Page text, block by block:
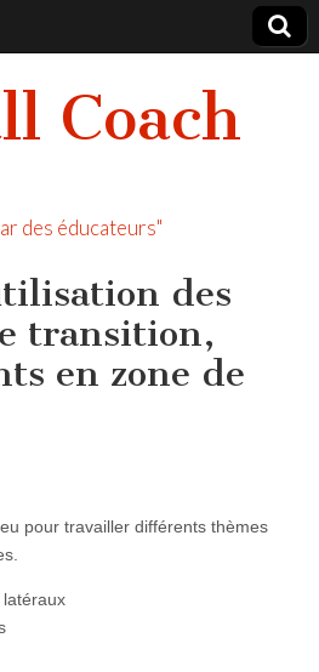
Coach
des éducateurs"
des
transition,
en zone de
pour travailler différents thèmes
latéraux